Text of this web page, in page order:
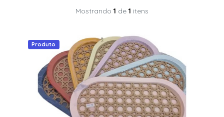
Mostrando 1 de 1 itens
Produto